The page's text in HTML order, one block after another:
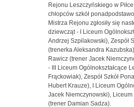
Rejonu Leszczyńskiego w
chłopców szkół
Mistrza Rejonu zgłosiły się
dziewcząt - I Liceum
Andrzej Szpilakowski), Zespół
(trenerka Aleksandra
Rawicz (trener Jacek
- III Liceum Ogólnokształcące
Frąckowiak), Zespół Szkół
Hubert Krauze), I Liceum
Jacek Niemczynowski), Liceum
(trener Damian Sadza).